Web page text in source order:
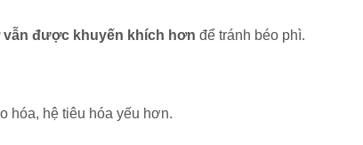
vẫn được khuyến khích hơn để tránh béo phì.
hóa, hệ tiêu hóa yếu hơn.